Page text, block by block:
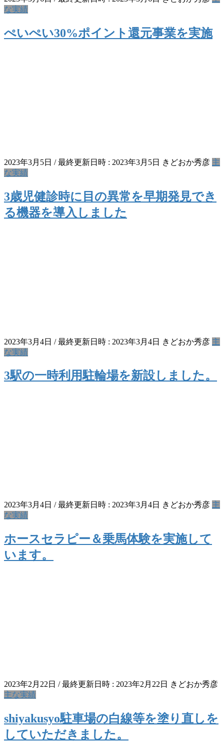
な実績
ぺいぺい30%ポイント還元事業を実施
2023年3月5日 / 最終更新日時 : 2023年3月5日 きどおか秀彦 主
な実績
3歳児健診時に目の異常を早期発見でき
る機器を導入しました
2023年3月4日 / 最終更新日時 : 2023年3月4日 きどおか秀彦 主
な実績
3駅の一時利用駐輪場を新設しました。
2023年3月4日 / 最終更新日時 : 2023年3月4日 きどおか秀彦 主
な実績
ホースセラピー＆乗馬体験を実施して
います。
2023年2月22日 / 最終更新日時 : 2023年2月22日 きどおか秀彦
主な実績
shiyakusyo駐車場の白線等を塗り直しを
していただきました。